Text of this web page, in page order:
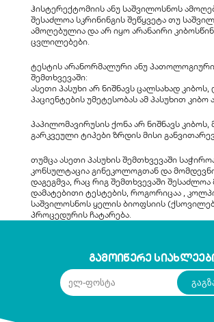
ჰისტერექტომიის ანუ საშვილოსნოს
შესაძლოა სკრინინგის შეწყვეტა თუ
ამოღებულია და არ იყო არანაირი
ცვლილებები.
ტესტის არანორმალური ანუ პათოლოგიური
შემთხვევაში:
ასეთი პასუხი არ ნიშნავს ცალსახად კიბოს,
პაციენტების უმეტესობას ამ პასუხით კიბო
პაპილომავირუსის ქონა არ ნიშნავს კიბოს,
გარკვეული ტიპები ზრდის მისი
თუმცა ასეთი პასუხის შემთხვევაში
კონსულტაცია გინეკოლოგთან და
დაგეგმვა, რაც რიგ შემთხვევაში
დამატებითი ტესტების, როგორიცაა ,
საშვილოსნოს ყელის ბიოფსიის
პროცედურის ჩატარება.
გამოიწერე